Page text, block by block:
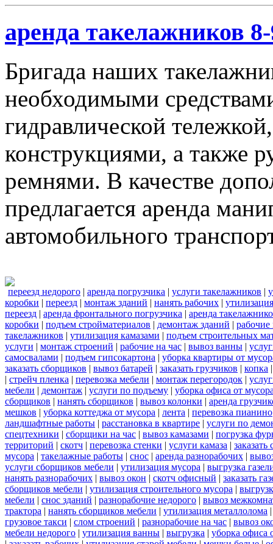
аренда такелажников
Бригада наших
необходимыми
гидравлической
конструкциями, а также
ремнями. В качестве
предлагается аренда
автомобильного
переезд недорого | аренда погрузчика | услуги такелажников |
коробки | переезд | монтаж зданий | нанять рабочих |
переезд | аренда фронтального погрузчика | аренда
коробки | подъем стройматериалов | демонтаж зданий | рабочие
такелажников | утилизация камазами | подъем строительных
услуги | монтаж строений | рабочие на час | вывоз ванны |
самосвалами | подъем гипсокартона | уборка квартиры от
заказать сборщиков | вывоз батарей | заказать грузчиков | копка
| стрейч пленка | перевозка мебели | монтаж перегородок |
мебели | демонтаж | услуги по подъему | уборка офиса от
сборщиков | нанять сборщиков | вывоз колонки | аренда
мешков | уборка коттеджа от мусора | лента | перевозка пианино
ландшафтные работы | расстановка в квартире | услуги по
спецтехники | сборщики на час | вывоз камазами | погрузка
территорий | скотч | перевозка стенки | услуги камаза |
мусора | такелажные работы | снос | аренда разнорабочих |
услуги сборщиков мебели | утилизация мусора | выгрузка
нанять разнорабочих | вывоз окон | скотч офисный | заказать
сборщиков мебели | утилизация строительного мусора |
мебели | снос зданий | разнорабочие недорого | вывоз
трактора | нанять сборщиков мебели | утилизация металлолома
грузовое такси | слом строений | разнорабочие на час | вывоз
мебели недорого | утилизация ванны | выгрузка | уборка офиса